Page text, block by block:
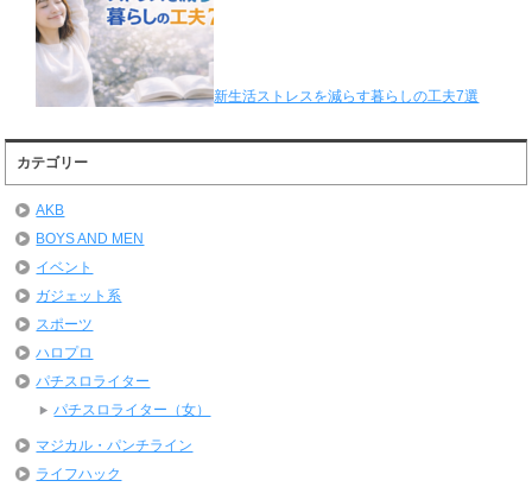
新生活ストレスを減らす暮らしの工夫7選
カテゴリー
AKB
BOYS AND MEN
イベント
ガジェット系
スポーツ
ハロプロ
パチスロライター
パチスロライター（女）
マジカル・パンチライン
ライフハック